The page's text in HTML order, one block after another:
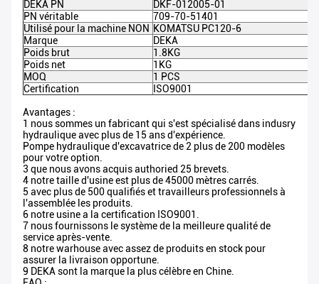
DEKA PN
DKF-012005-01
PN véritable
709-70-51401
Utilisé pour la machine NON KOMATSU PC120-6
Marque
DEKA
Poids brut
1.8KG
Poids net
1KG
MOQ
1 PCS
Certification
ISO9001
Avantages :
1 nous sommes un fabricant qui s'est spécialisé dans indusry
hydraulique avec plus de 15 ans d'expérience.
Pompe hydraulique d'excavatrice de 2 plus de 200 modèles
pour votre option.
3 que nous avons acquis authoried 25 brevets.
4 notre taille d'usine est plus de 45000 mètres carrés.
5 avec plus de 500 qualifiés et travailleurs professionnels à
l'assemblée les produits.
6 notre usine a la certification ISO9001.
7 nous fournissons le système de la meilleure qualité de
service après-vente.
8 notre warhouse avec assez de produits en stock pour
assurer la livraison opportune.
9 DEKA sont la marque la plus célèbre en Chine.